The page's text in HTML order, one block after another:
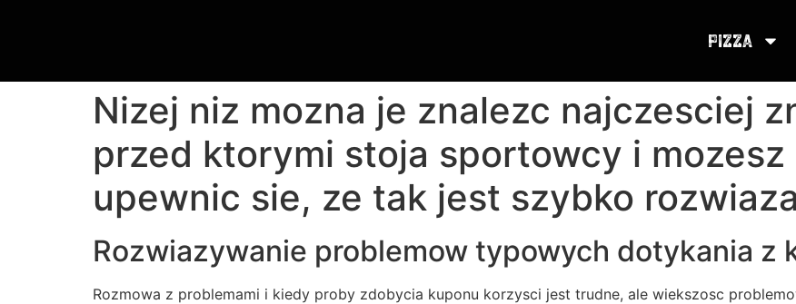
Pizza
Nizej niz mozna je znalezc najczesciej
przed ktorymi stoja sportowcy i
upewnic sie, ze tak jest szybko
Rozwiazywanie problemow typowych dotykania z
Rozmowa z problemami i kiedy proby zdobycia kuponu korzysci jest trudne, ale wiekszosc